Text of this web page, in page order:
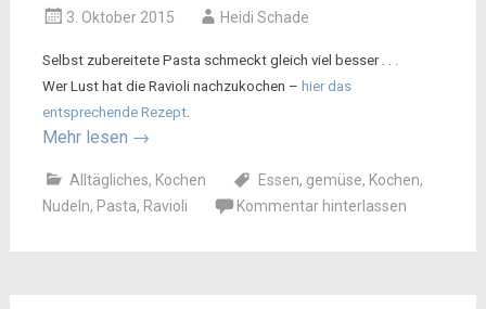
3. Oktober 2015 Heidi Schade
Selbst zubereitete Pasta schmeckt gleich viel besser . . .
Wer Lust hat die Ravioli nachzukochen – hier das
entsprechende Rezept.
Mehr lesen →
Alltägliches, Kochen Essen, gemüse, Kochen,
Nudeln, Pasta, Ravioli Kommentar hinterlassen